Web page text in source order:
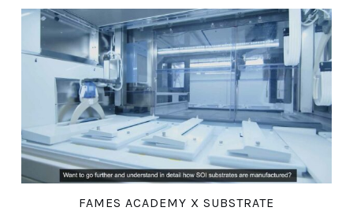
FAMES ACADEMY X SUBSTRATE